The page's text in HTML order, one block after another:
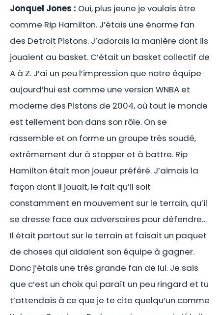
Jonquel Jones : Oui, plus jeune je voulais être
comme Rip Hamilton. J’étais une énorme fan
des Detroit Pistons. J’adorais la manière dont ils
jouaient au basket. C’était un basket collectif de
A à Z. J’ai un peu l’impression que notre équipe
aujourd’hui est comme une version WNBA et
moderne des Pistons de 2004, où tout le monde
est tellement bon dans son rôle. On se
rassemble et on forme un groupe très soudé,
extrêmement dur à stopper et à battre. Rip
Hamilton était mon joueur préféré. J’aimais la
façon dont il jouait, le fait qu’il soit
constamment en mouvement sur le terrain, qu’il
se dresse face aux adversaires pour défendre…
Il était partout sur le terrain et faisait un paquet
de choses qui aidaient son équipe à gagner.
Donc j’étais une très grande fan de lui. Je sais
que c’est un choix qui paraît un peu ringard et tu
t’attendais à ce que je te cite quelqu’un comme